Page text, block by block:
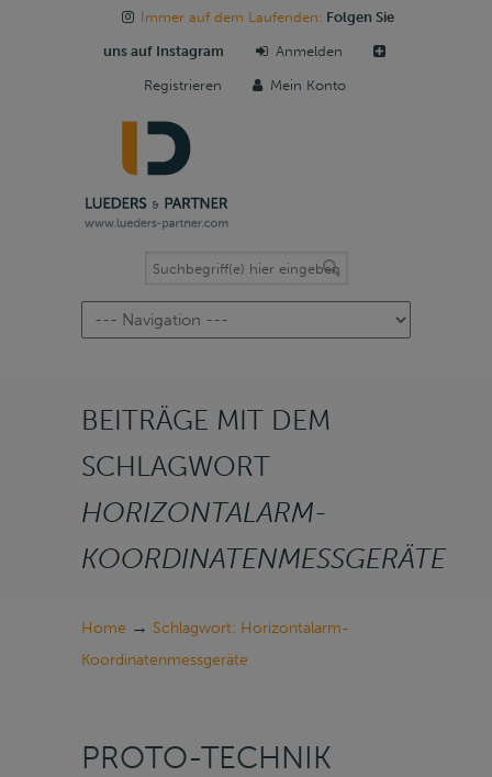
Immer auf dem Laufenden: Folgen Sie
uns auf Instagram Anmelden
Registrieren Mein Konto
Navigation
BEITRÄGE MIT DEM
SCHLAGWORT
HORIZONTALARM-
KOORDINATENMESSGERÄTE
Home → Schlagwort: Horizontalarm-
Koordinatenmessgeräte
PROTO-TECHNIK